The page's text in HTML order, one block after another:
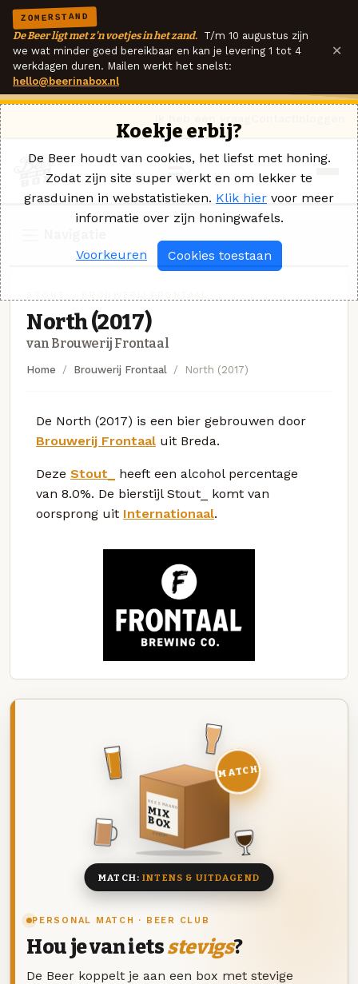
ZOMERSTAND
De Beer ligt met z'n voetjes in het zand. T/m 10 augustus zijn
we wat minder goed bereikbaar en kan je levering 1 tot 4
werkdagen duren. Mailen werkt het snelst:
hello@beerinabox.nl
×
North (2017)
van Brouwerij Frontaal
Home Brouwerij Frontaal North (2017)
De North (2017) is een bier gebrouwen door
Brouwerij Frontaal uit Breda.
Deze Stout_
heeft een alcohol percentage
van 8.0%. De bierstijl Stout_ komt van
oorsprong uit Internationaal.
PERSONAL MATCH · BEER CLUB
Hou je van ietsstevigs?
De Beer koppelt je aan een box met stevige
DEZE MAAND
MIX
BOX
8 BIEREN
MATCH
MATCH:INTENS & UITDAGEND
Koekje erbij?
De Beer houdt van cookies, het liefst met honing.
Zodat zijn site super werkt en om lekker te
grasduinen in webstatistieken. Klik hier voor meer
informatie over zijn honingwafels.
Voorkeuren Cookies toestaan